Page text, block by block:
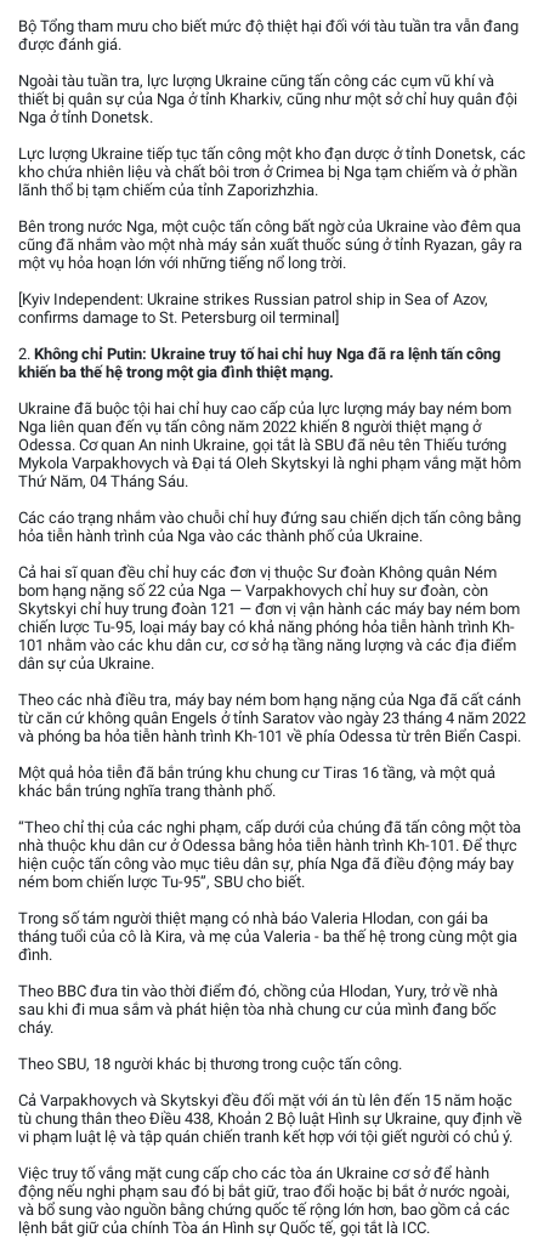
Bộ Tổng tham mưu cho biết mức độ thiệt hại đối với tàu tuần tra vẫn đang
được đánh giá.
Ngoài tàu tuần tra, lực lượng Ukraine cũng tấn công các cụm vũ khí và
thiết bị quân sự của Nga ở tỉnh Kharkiv, cũng như một sở chỉ huy quân đội
Nga ở tỉnh Donetsk.
Lực lượng Ukraine tiếp tục tấn công một kho đạn dược ở tỉnh Donetsk, các
kho chứa nhiên liệu và chất bôi trơn ở Crimea bị Nga tạm chiếm và ở phần
lãnh thổ bị tạm chiếm của tỉnh Zaporizhzhia.
Bên trong nước Nga, một cuộc tấn công bất ngờ của Ukraine vào đêm qua
cũng đã nhắm vào một nhà máy sản xuất thuốc súng ở tỉnh Ryazan, gây ra
một vụ hỏa hoạn lớn với những tiếng nổ long trời.
[Kyiv Independent: Ukraine strikes Russian patrol ship in Sea of Azov,
confirms damage to St. Petersburg oil terminal]
2. Không chỉ Putin: Ukraine truy tố hai chỉ huy Nga đã ra lệnh tấn công
khiến ba thế hệ trong một gia đình thiệt mạng.
Ukraine đã buộc tội hai chỉ huy cao cấp của lực lượng máy bay ném bom
Nga liên quan đến vụ tấn công năm 2022 khiến 8 người thiệt mạng ở
Odessa. Cơ quan An ninh Ukraine, gọi tắt là SBU đã nêu tên Thiếu tướng
Mykola Varpakhovych và Đại tá Oleh Skytskyi là nghi phạm vắng mặt hôm
Thứ Năm, 04 Tháng Sáu.
Các cáo trạng nhắm vào chuỗi chỉ huy đứng sau chiến dịch tấn công bằng
hỏa tiễn hành trình của Nga vào các thành phố của Ukraine.
Cả hai sĩ quan đều chỉ huy các đơn vị thuộc Sư đoàn Không quân Ném
bom hạng nặng số 22 của Nga — Varpakhovych chỉ huy sư đoàn, còn
Skytskyi chỉ huy trung đoàn 121 — đơn vị vận hành các máy bay ném bom
chiến lược Tu-95, loại máy bay có khả năng phóng hỏa tiễn hành trình Kh-
101 nhằm vào các khu dân cư, cơ sở hạ tầng năng lượng và các địa điểm
dân sự của Ukraine.
Theo các nhà điều tra, máy bay ném bom hạng nặng của Nga đã cất cánh
từ căn cứ không quân Engels ở tỉnh Saratov vào ngày 23 tháng 4 năm 2022
và phóng ba hỏa tiễn hành trình Kh-101 về phía Odessa từ trên Biển Caspi.
Một quả hỏa tiễn đã bắn trúng khu chung cư Tiras 16 tầng, và một quả
khác bắn trúng nghĩa trang thành phố.
“Theo chỉ thị của các nghi phạm, cấp dưới của chúng đã tấn công một tòa
nhà thuộc khu dân cư ở Odessa bằng hỏa tiễn hành trình Kh-101. Để thực
hiện cuộc tấn công vào mục tiêu dân sự, phía Nga đã điều động máy bay
ném bom chiến lược Tu-95”, SBU cho biết.
Trong số tám người thiệt mạng có nhà báo Valeria Hlodan, con gái ba
tháng tuổi của cô là Kira, và mẹ của Valeria - ba thế hệ trong cùng một gia
đình.
Theo BBC đưa tin vào thời điểm đó, chồng của Hlodan, Yury, trở về nhà
sau khi đi mua sắm và phát hiện tòa nhà chung cư của mình đang bốc
cháy.
Theo SBU, 18 người khác bị thương trong cuộc tấn công.
Cả Varpakhovych và Skytskyi đều đối mặt với án tù lên đến 15 năm hoặc
tù chung thân theo Điều 438, Khoản 2 Bộ luật Hình sự Ukraine, quy định về
vi phạm luật lệ và tập quán chiến tranh kết hợp với tội giết người có chủ ý.
Việc truy tố vắng mặt cung cấp cho các tòa án Ukraine cơ sở để hành
động nếu nghi phạm sau đó bị bắt giữ, trao đổi hoặc bị bắt ở nước ngoài,
và bổ sung vào nguồn bằng chứng quốc tế rộng lớn hơn, bao gồm cả các
lệnh bắt giữ của chính Tòa án Hình sự Quốc tế, gọi tắt là ICC.